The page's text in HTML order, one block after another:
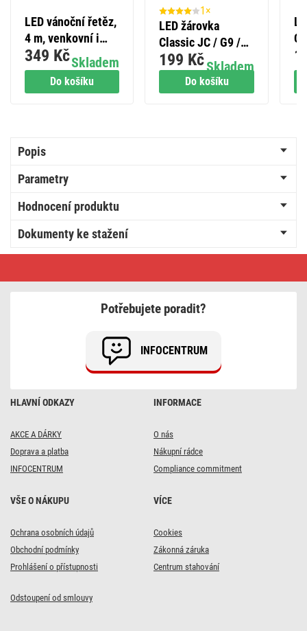
Do košíku
LED vánoční řetěz,
4 m, venkovní i
vnitřní, studená
bílá, programy,
časovač
Skladem
349 Kč
Do košíku
1×
LED žárovka
Classic JC / G9 /
4,2 W (40 W) / 470
lm / teplá bílá / 2
ks
Skladem
199 Kč
Popis
Parametry
Hodnocení produktu
Dokumenty ke stažení
HLAVNÍ ODKAZY
AKCE A DÁRKY
Doprava a platba
INFOCENTRUM
INFORMACE
O nás
Nákupní rádce
Compliance commitment
VŠE O NÁKUPU
Ochrana osobních údajů
Obchodní podmínky
Prohlášení o přístupnosti
VÍCE
Cookies
Zákonná záruka
Centrum stahování
Odstoupení od smlouvy
Potřebujete poradit?
INFOCENTRUM